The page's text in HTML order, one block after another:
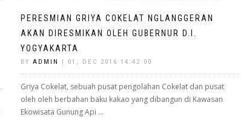
PERESMIAN GRIYA COKELAT NGLANGGERAN
AKAN DIRESMIKAN OLEH GUBERNUR D.I.
YOGYAKARTA
BY ADMIN | 01, DEC 2016 14:42:00
Griya Cokelat, sebuah pusat pengolahan Cokelat dan pusat
oleh oleh berbahan baku kakao yang dibangun di Kawasan
Ekowisata Gunung Api ...